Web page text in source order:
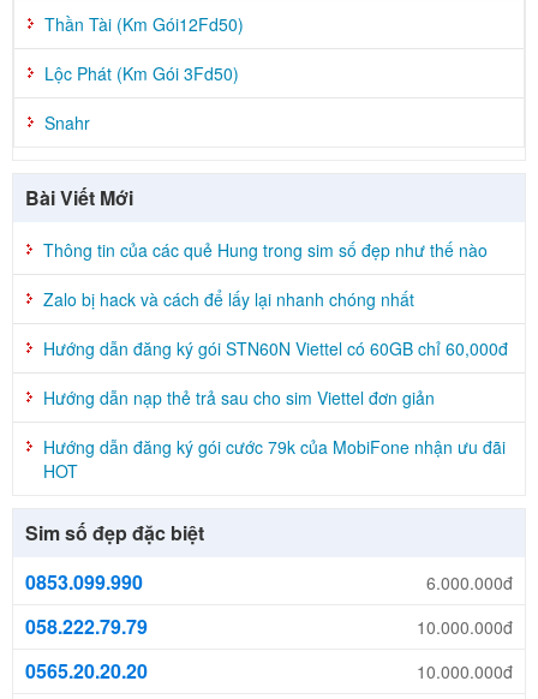
Thần Tài (Km Gói12Fd50)
Lộc Phát (Km Gói 3Fd50)
Snahr
Bài Viết Mới
Thông tin của các quẻ Hung trong sim số đẹp như thế nào
Zalo bị hack và cách để lấy lại nhanh chóng nhất
Hướng dẫn đăng ký gói STN60N Viettel có 60GB chỉ 60,000đ
Hướng dẫn nạp thẻ trả sau cho sim Viettel đơn giản
Hướng dẫn đăng ký gói cước 79k của MobiFone nhận ưu đãi
HOT
Sim số đẹp đặc biệt
0853.099.990
6.000.000đ
058.222.79.79 10.000.000đ
0565.20.20.20 10.000.000đ